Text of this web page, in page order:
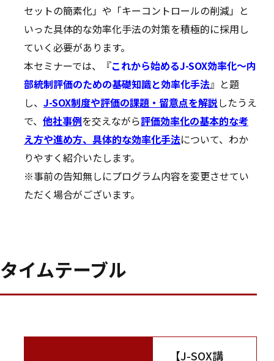
セットの簡素化」や「キーコントロールの削減」と
いった具体的な効率化手法の対策を積極的に採用し
ていく必要があります。
本セミナーでは、『これから始めるJ-SOX効率化～内
部統制評価のための基礎知識と効率化手法』と題
し、 J-SOX制度や評価の課題・留意点を解説したうえ
で、 他社事例を交えながら評価効率化の基本的な考
え方や進め方、具体的な効率化手法について、わか
りやすく紹介いたします。
※事前の告知無しにプログラム内容を変更させてい
ただく場合がございます。
タイムテーブル
【J-SOX講